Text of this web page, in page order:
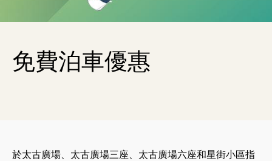
免費泊車優惠
於太古廣場、太古廣場三座、太古廣場六座和星街小區指